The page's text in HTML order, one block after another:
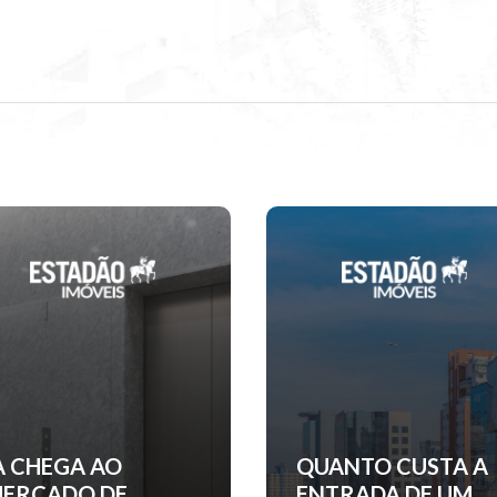
CUSTA A
EM CURITIBA,